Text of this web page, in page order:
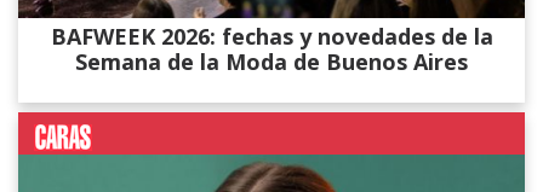
BAFWEEK 2026: fechas y novedades de la
Semana de la Moda de Buenos Aires